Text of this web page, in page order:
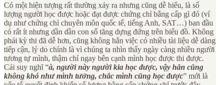
Có một hiện tượng rất thường xảy ra nhưng cũng dễ hiểu, là số
lượng người học được hoặc đạt được chứng chỉ bằng cấp gì đó (ví
dụ như chứng chỉ chuyên môn quốc tế, tiếng Anh, SAT…) ban đầu
có rất ít nhưng dần dần con số tăng dựng đứng trên biểu đồ. Không
phải kỳ thi đã dễ hơn, cũng không hẳn việc có nhiều tài liệu dễ dàng
tiếp cận, lý do chính là vì chúng ta nhìn thấy ngày càng nhiều người
tương tự mình, thậm chí ngay bên cạnh mình học được thi được.
Cái suy nghĩ “à, người này người kia học được, vậy hẳn cũng
không khó như mình tưởng, chắc mình cũng học được” mới là